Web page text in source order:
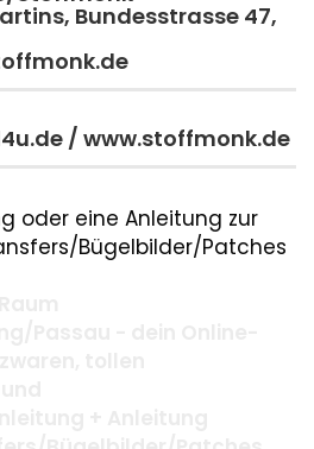
Bundesstrasse 47,
/ www.stoffmonk.de
oder eine Anleitung zur
Bügelbilder/Patches